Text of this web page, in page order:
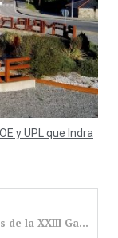
y UPL que Indra
VÍDEO: Resumen de la entrega de premios de la XXIII Gala del Deporte Bembibre